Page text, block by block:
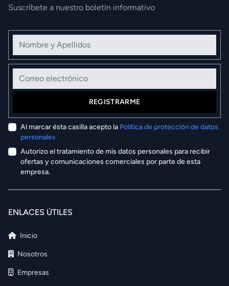
Suscríbete a nuestro boletín informativo
Nombre y Apellidos
Correo electrónico
REGISTRARME
Al marcar ésta casilla acepto la Política de protección de datos
personales
Autorizo el tratamiento de mis datos personales para recibir
ofertas y comunicaciones comerciales por parte de esta
empresa.
ENLACES ÚTILES
Inicio
Nosotros
Empresas